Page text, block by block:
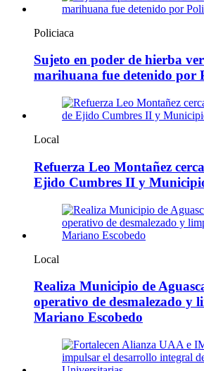
Policiaca
Sujeto en poder de hierba
marihuana fue detenido por
Local
Refuerza Leo Montañez
Ejido Cumbres II y
Local
Realiza Municipio de
operativo de desmalezado y
Mariano Escobedo